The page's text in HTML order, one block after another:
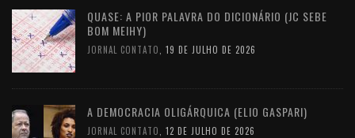
QUASE: A PIOR PALAVRA DO DICIONÁRIO (JC SEBE
BOM MEIHY)
JORNAL CONTATO 19 DE JULHO DE 2026
A DEMOCRACIA OLIGÁRQUICA (ELIO GASPARI)
JORNAL CONTATO 12 DE JULHO DE 2026